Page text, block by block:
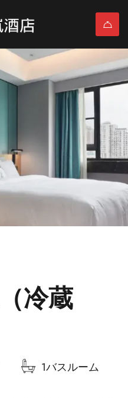
冷蔵
1バスルーム